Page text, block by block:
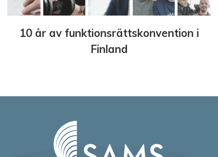
10 år av funktionsrättskonvention i
Finland